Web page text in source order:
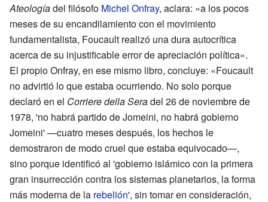
Ateologíadel filósofo Michel Onfray, aclara: «a los pocos
meses de su encandilamiento con el movimiento
fundamentalista, Foucault realizó una dura autocrítica
acerca de su injustificable error de apreciación política».
El propio Onfray, en ese mismo libro, concluye: «Foucault
no advirtió lo que estaba ocurriendo. No solo porque
declaró en el Corriere della Seradel 26 de noviembre de
1978, 'no habrá partido de Jomeini, no habrá gobierno
Jomeini' —cuatro meses después, los hechos le
demostraron de modo cruel que estaba equivocado—,
sino porque identificó al 'gobierno islámico con la primera
gran insurrección contra los sistemas planetarios, la forma
más moderna de la rebelión', sin tomar en consideración,